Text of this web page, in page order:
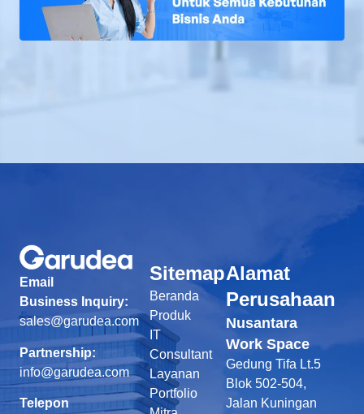
Email
Business Inquiry:
sales@garudea.com
Partnership:
info@garudea.com
Telepon
Sitemap
Beranda
Produk
IT
Consultant
Layanan
Portfolio
Alamat
Perusahaan
Nusantara
Work Space
Gedung Tifa Lt.5
Blok 502-504,
Jalan Kuningan